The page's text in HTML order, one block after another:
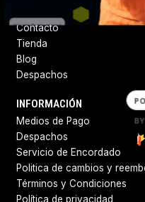
Quiénes somos
Contacto
Tienda
Blog
Despachos
INFORMACIÓN
Medios de Pago
Despachos
Servicio de Encordado
Politica de cambios y
Términos y Condiciones
Política de privacidad
BY